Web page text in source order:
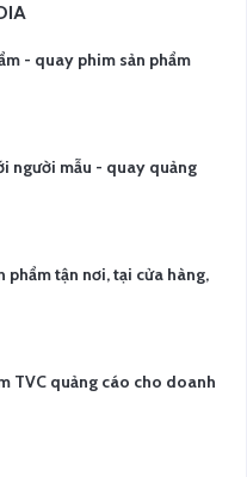
- quay phim sản phẩm
người mẫu - quay quảng
phẩm tận nơi, tại cửa hàng,
TVC quảng cáo cho doanh